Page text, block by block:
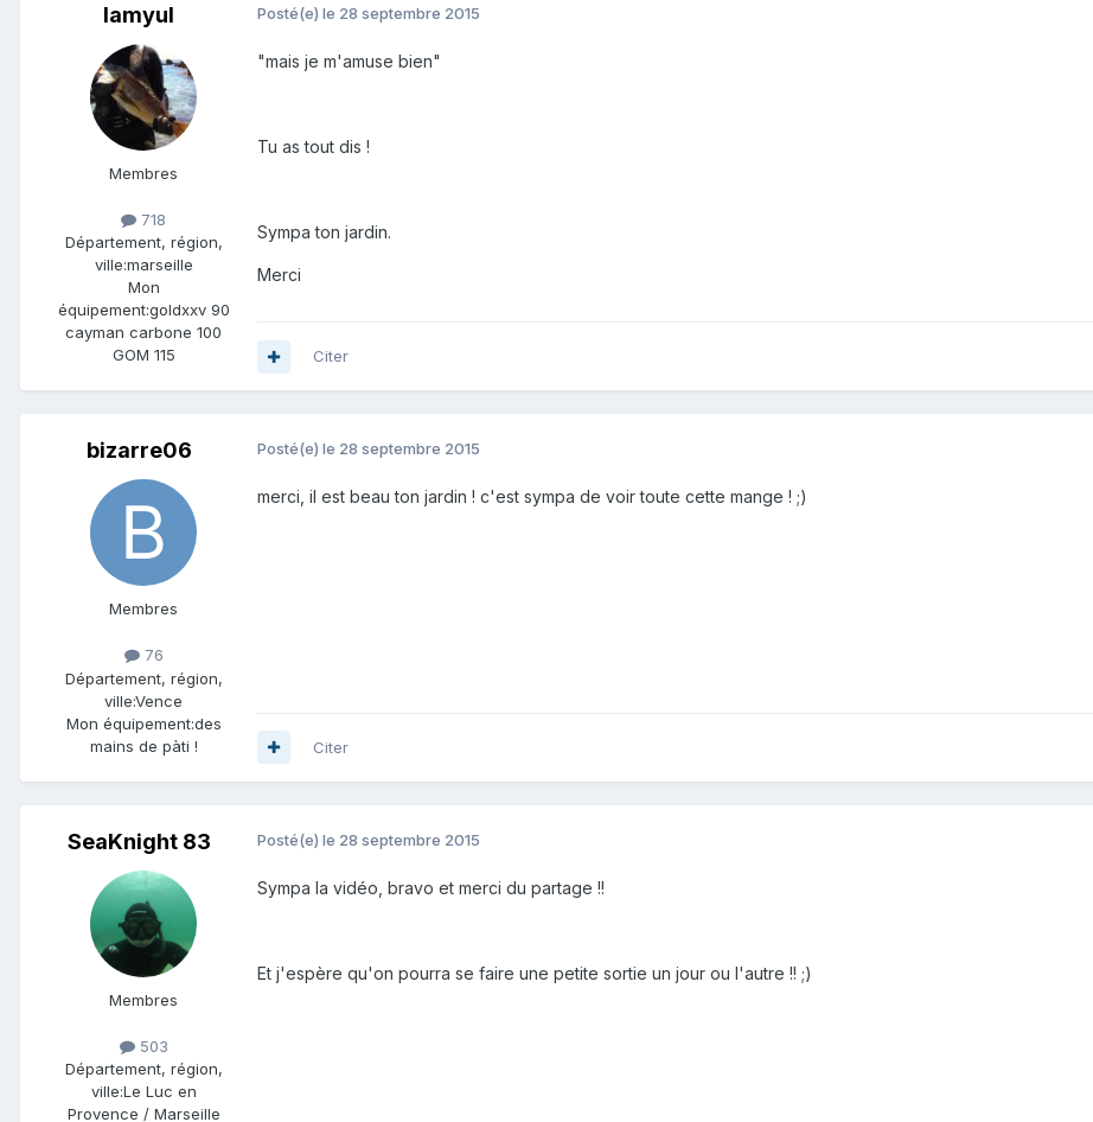
lamyul
Membres
718
Département, région,
ville:marseille
Mon
équipement:goldxxv 90
cayman carbone 100
GOM 115
Posté(e) le 28 septembre 2015
"mais je m'amuse bien"
Tu as tout dis !
Sympa ton jardin.
Merci
Citer
bizarre06
Membres
76
Département, région,
ville:Vence
Mon équipement:des
mains de pàti !
Posté(e) le 28 septembre 2015
merci, il est beau ton jardin ! c'est sympa de voir toute cette mange ! ;)
Citer
SeaKnight 83
Membres
503
Département, région,
ville:Le Luc en
Provence / Marseille
Posté(e) le 28 septembre 2015
Sympa la vidéo, bravo et merci du partage !!
Et j'espère qu'on pourra se faire une petite sortie un jour ou l'autre !! ;)